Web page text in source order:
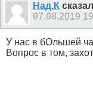
Над.К
07.08.2019
У нас в бОльшей
Вопрос в том,